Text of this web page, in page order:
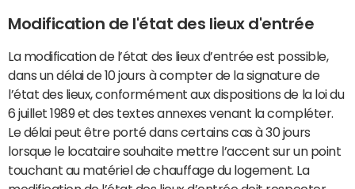
Modification de l'état des lieux d'entrée
La modification de l’état des lieux d’entrée est possible,
dans un délai de 10 jours à compter de la signature de
l’état des lieux, conformément aux dispositions de la loi du
6 juillet 1989 et des textes annexes venant la compléter.
Le délai peut être porté dans certains cas à 30 jours
lorsque le locataire souhaite mettre l’accent sur un point
touchant au matériel de chauffage du logement. La